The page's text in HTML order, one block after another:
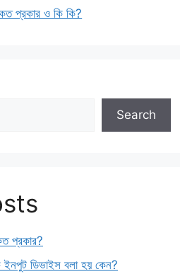
প্রকার ও কি কি?
Search
প্রকার?
ইনপুট ডিভাইস বলা হয় কেন?